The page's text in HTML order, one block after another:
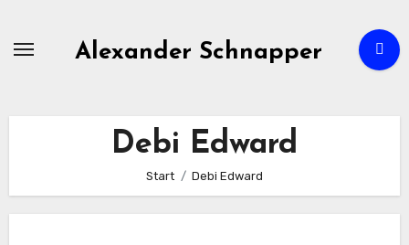
Alexander Schnapper
Debi Edward
Start Debi Edward